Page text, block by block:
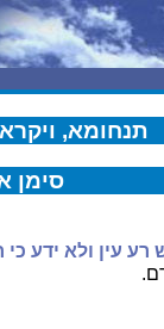
תנחומא,
סימן
רע עין ולא ידע כי